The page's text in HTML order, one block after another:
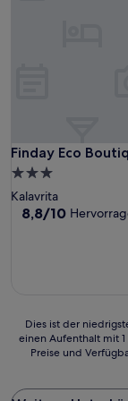
Finday Eco
Finday Eco
3.0-
Sterne-
Unterkunft
Kalavrita
8.8
8,8/10
Dies
ist
Preis
Dies ist der
einen Aufenthalt mit
Preise und